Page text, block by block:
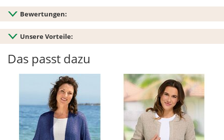
Bewertungen:
Unsere Vorteile:
Das passt dazu